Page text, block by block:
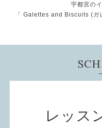
宇都宮の
「 Galettes and Biscuits (ガ
レッス